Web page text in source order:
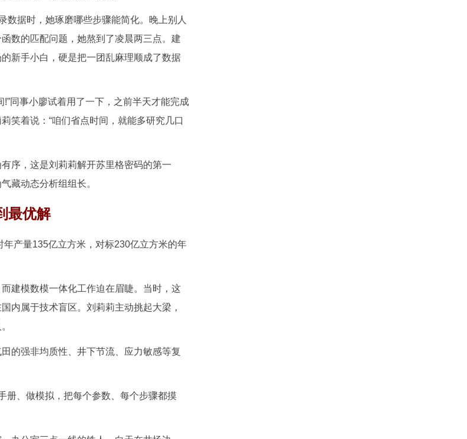
据时，她琢磨哪些步骤能简化。晚上别人
数的匹配问题，她熬到了凌晨两三点。建
新手小白，硬是把一团乱麻理顺成了数据
事小廖试着用了一下，之前半天才能完成
笑着说：“咱们省点时间，就能多研究几口
，这是刘莉莉解开苏里格密码的第一
藏动态分析组组长。
最优解
产量135亿立方米，对标230亿立方米的年
模数模一体化工作迫在眉睫。当时，这
内属于技术盲区。刘莉莉主动挑起大梁，
强非均质性、井下节流、应力敏感等复
、做模拟，把每个参数、每个步骤都摸